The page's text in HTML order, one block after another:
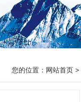
您的位置： 网站首页 >